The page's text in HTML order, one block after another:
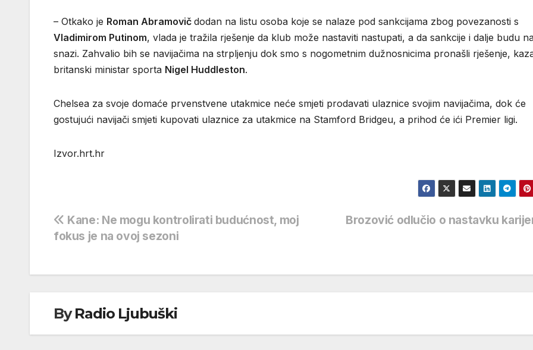
– Otkako je Roman Abramovič dodan na listu osoba koje se nalaze pod sankcijama zbog povezanosti s
Vladimirom Putinom, vlada je tražila rješenje da klub može nastaviti nastupati, a da sankcije i dalje budu
snazi. Zahvalio bih se navijačima na strpljenju dok smo s nogometnim dužnosnicima pronašli rješenje,
britanski ministar sporta Nigel Huddleston.
Chelsea za svoje domaće prvenstvene utakmice neće smjeti prodavati ulaznice svojim navijačima, dok će
gostujući navijači smjeti kupovati ulaznice za utakmice na Stamford Bridgeu, a prihod će ići Premier ligi.
Izvor.hrt.hr
Navigacija
objava
Brozović odlučio o nastavku
Kane: Ne mogu kontrolirati budućnost, moj
fokus je na ovoj sezoni
ByRadio Ljubuški